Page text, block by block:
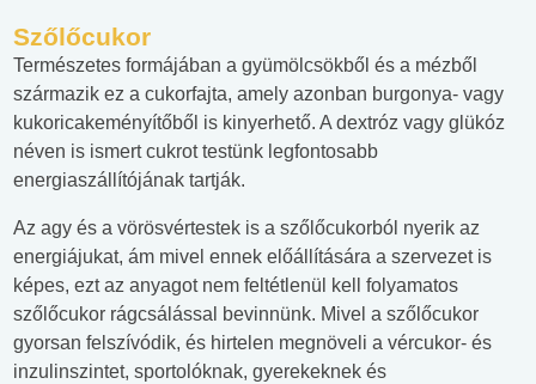
Szőlőcukor
Természetes formájában a gyümölcsökből és a mézből
származik ez a cukorfajta, amely azonban burgonya- vagy
kukoricakeményítőből is kinyerhető. A dextróz vagy glükóz
néven is ismert cukrot testünk legfontosabb
energiaszállítójának tartják.
Az agy és a vörösvértestek is a szőlőcukorból nyerik az
energiájukat, ám mivel ennek előállítására a szervezet is
képes, ezt az anyagot nem feltétlenül kell folyamatos
szőlőcukor rágcsálással bevinnünk. Mivel a szőlőcukor
gyorsan felszívódik, és hirtelen megnöveli a vércukor- és
inzulinszintet, sportolóknak, gyerekeknek és